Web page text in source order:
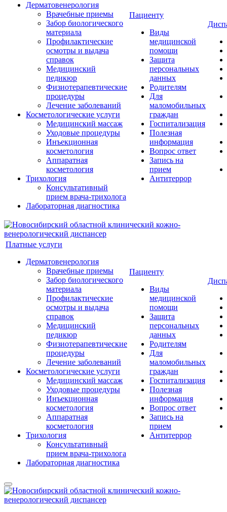
Дерматовенерология
Врачебные приемы
Забор биологического
материала
Профилактические
осмотры и выдача
справок
Медицинский
педикюр
Физиотерапевтические
процедуры
Лечение заболеваний
Косметологические услуги
Медицинский массаж
Уходовые процедуры
Инъекционная
косметология
Аппаратная
косметология
Трихология
Консультативный
прием врача-трихолога
Лабораторная диагностика
Пациенту
Виды
медицинской
помощи
Защита
персональных
данных
Родителям
Для
маломобильных
граждан
Госпитализация
Полезная
информация
Вопрос ответ
Запись на
прием
Антитеррор
Платные услуги
Дерматовенерология
Врачебные приемы
Забор биологического
материала
Профилактические
осмотры и выдача
справок
Медицинский
педикюр
Физиотерапевтические
процедуры
Лечение заболеваний
Косметологические услуги
Медицинский массаж
Уходовые процедуры
Инъекционная
косметология
Аппаратная
косметология
Трихология
Консультативный
прием врача-трихолога
Лабораторная диагностика
Пациенту
Виды
медицинской
помощи
Защита
персональных
данных
Родителям
Для
маломобильных
граждан
Госпитализация
Полезная
информация
Вопрос ответ
Запись на
прием
Антитеррор